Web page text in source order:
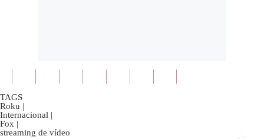
TAGS
Roku |
Internacional |
Fox |
streaming de vídeo